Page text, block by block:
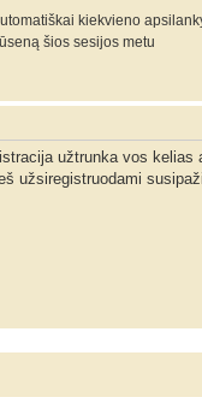
kiekvieno
šios sesijos metu
užtrunka vos
užsiregistruodami